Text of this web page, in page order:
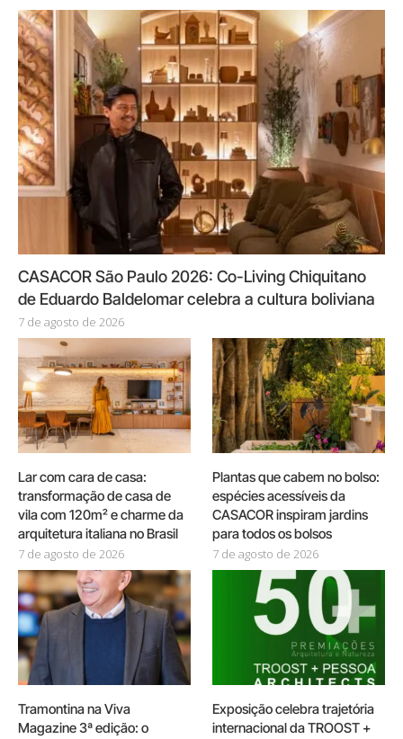
CASACOR São Paulo 2026: Co-Living Chiquitano
de Eduardo Baldelomar celebra a cultura boliviana
7 de agosto de 2026
Lar com cara de casa:
transformação de casa de
vila com 120m² e charme da
arquitetura italiana no Brasil
7 de agosto de 2026
Plantas que cabem no bolso:
espécies acessíveis da
CASACOR inspiram jardins
para todos os bolsos
7 de agosto de 2026
Tramontina na Viva
Magazine 3ª edição: o
Exposição celebra trajetória
internacional da TROOST +